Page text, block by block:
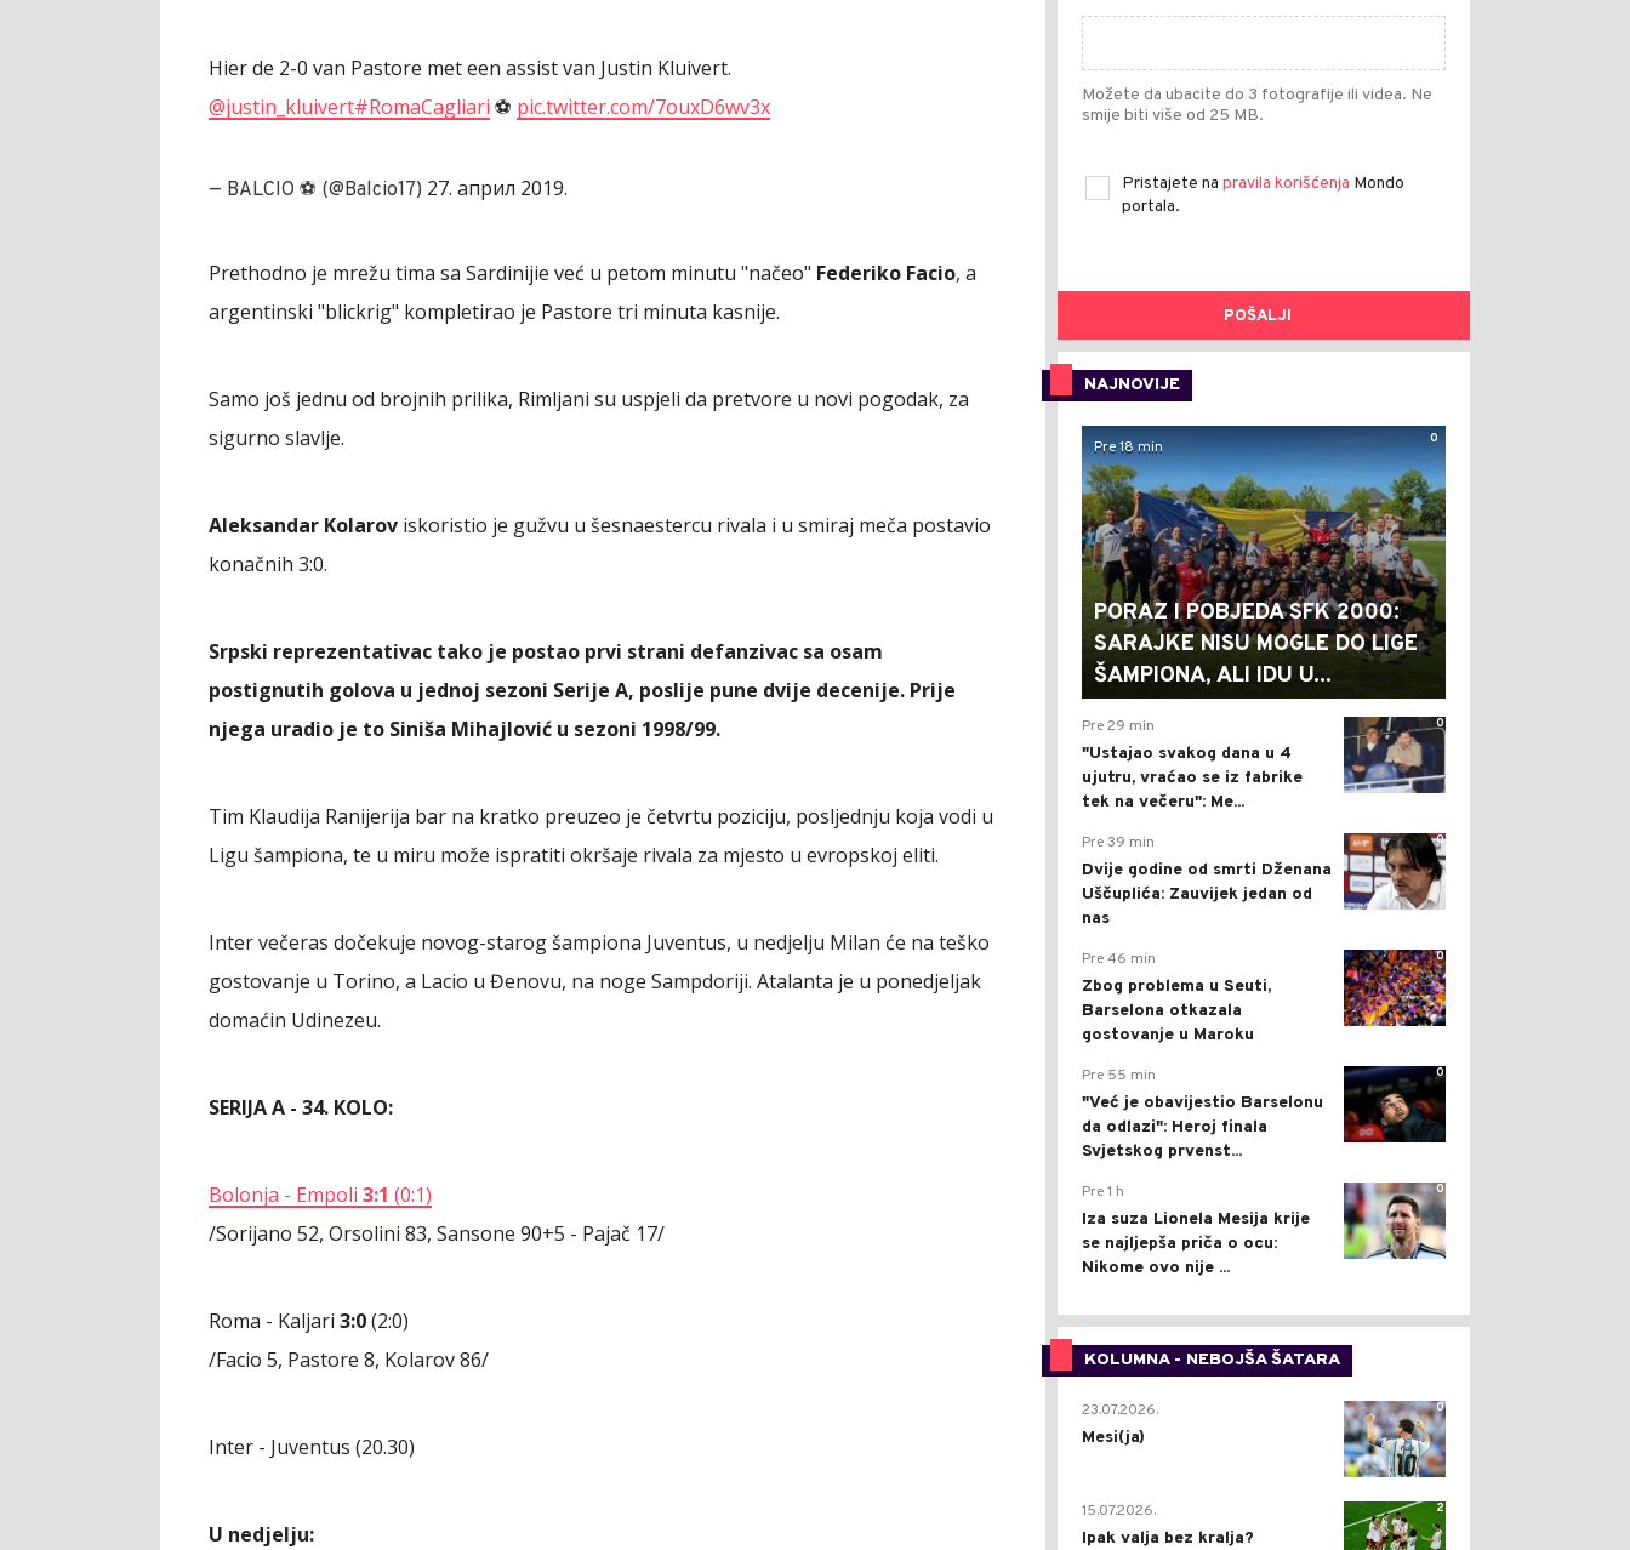
Hier de 2-0 van Pastore met een assist van Justin Kluivert.
@justin_kluivert#RomaCagliari ️⚽ pic.twitter.com/7ouxD6wv3x
— BALCIO ⚽ (@Balcio17) 27. април 2019.
Prethodno je mrežu tima sa Sardinijie već u petom minutu "načeo" Federiko Facio, a
argentinski "blickrig" kompletirao je Pastore tri minuta kasnije.
Samo još jednu od brojnih prilika, Rimljani su uspjeli da pretvore u novi pogodak, za
sigurno slavlje.
Aleksandar Kolarov iskoristio je gužvu u šesnaestercu rivala i u smiraj meča postavio
konačnih 3:0.
Srpski reprezentativac tako je postao prvi strani defanzivac sa osam
postignutih golova u jednoj sezoni Serije A, poslije pune dvije decenije. Prije
njega uradio je to Siniša Mihajlović u sezoni 1998/99.
Tim Klaudija Ranijerija bar na kratko preuzeo je četvrtu poziciju, posljednju koja vodi u
Ligu šampiona, te u miru može ispratiti okršaje rivala za mjesto u evropskoj eliti.
Inter večeras dočekuje novog-starog šampiona Juventus, u nedjelju Milan će na teško
gostovanje u Torino, a Lacio u Đenovu, na noge Sampdoriji. Atalanta je u ponedjeljak
domaćin Udinezeu.
SERIJA A - 34. KOLO:
Bolonja - Empoli 3:1 (0:1)
/Sorijano 52, Orsolini 83, Sansone 90+5 - Pajač 17/
Roma - Kaljari 3:0(2:0)
/Facio 5, Pastore 8, Kolarov 86/
Inter - Juventus (20.30)
U nedjelju:
Možete da ubacite do 3 fotografije ili videa. Ne
smije biti više od 25 MB.
Pristajete na pravila korišćenja Mondo
portala.
POŠALJI
NAJNOVIJE
0
Pre 18 min
PORAZ I POBJEDA SFK 2000:
SARAJKE NISU MOGLE DO LIGE
ŠAMPIONA, ALI IDU U...
0
Pre 29 min
"Ustajao svakog dana u 4
ujutru, vraćao se iz fabrike
tek na večeru": Me...
0
Pre 39 min
Dvije godine od smrti Dženana
Uščuplića: Zauvijek jedan od
nas
0
Pre 46 min
Zbog problema u Seuti,
Barselona otkazala
gostovanje u Maroku
0
Pre 55 min
"Već je obavijestio Barselonu
da odlazi": Heroj finala
Svjetskog prvenst...
0
Pre 1 h
Iza suza Lionela Mesija krije
se najljepša priča o ocu:
Nikome ovo nije ...
KOLUMNA - NEBOJŠA ŠATARA
0
23.07.2026.
Mesi(ja)
2
15.07.2026.
Ipak valja bez kralja?